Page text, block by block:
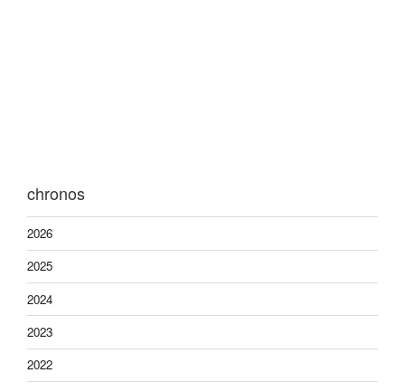
chronos
2026
2025
2024
2023
2022